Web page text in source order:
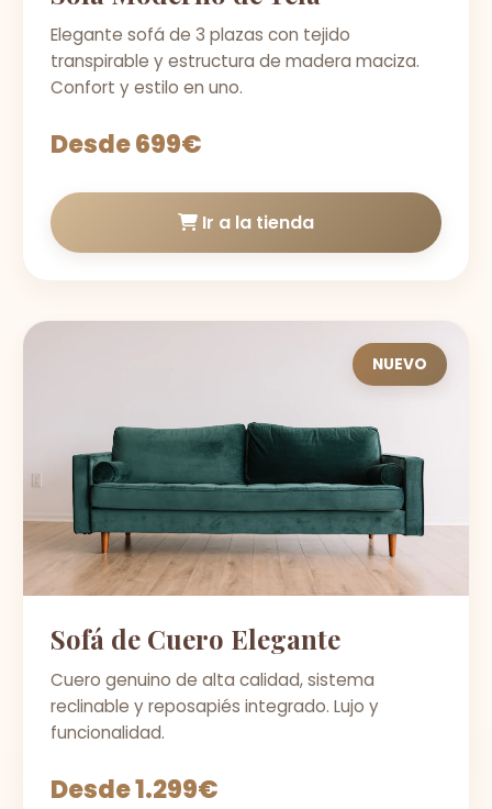
Elegante sofá de 3 plazas con tejido
transpirable y estructura de madera maciza.
Confort y estilo en uno.
Desde 699€
Ir a la tienda
NUEVO
Sofá de Cuero Elegante
Cuero genuino de alta calidad, sistema
reclinable y reposapiés integrado. Lujo y
funcionalidad.
Desde 1.299€